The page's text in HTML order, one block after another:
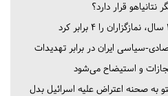
قرار دارد؟
سیاسی ایران در برابر تهدیدات
و استیضاح می‌شود
به صحنه اعتراض علیه اسرائیل بدل